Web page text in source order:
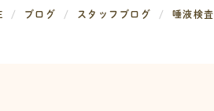
ブログ スタッフブログ 唾液検査